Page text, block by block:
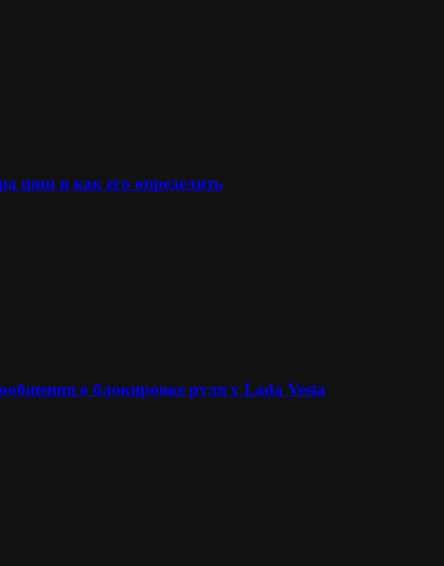
шин и как его определить
о блокировке руля у Lada Vesta